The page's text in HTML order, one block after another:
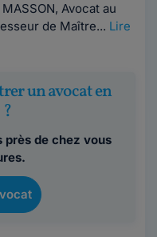
Avocat au
de Maître... Lire
un avocat en
de chez vous